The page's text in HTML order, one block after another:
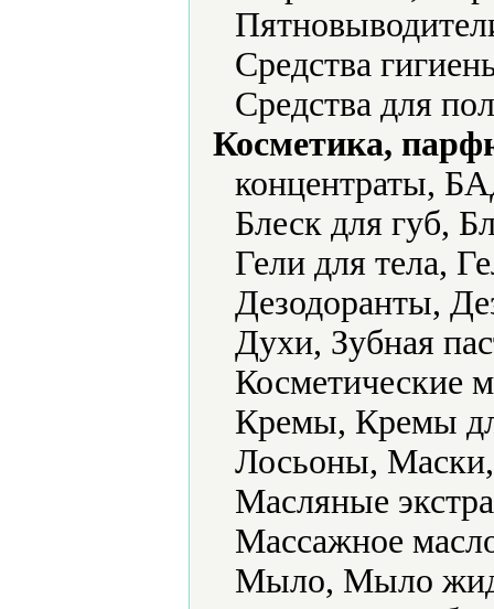
Средства
Средства для
Косметика,
концентраты,
Блеск для губ,
Гели для тела,
Дезодоранты,
Духи, Зубная
Косметические
Кремы, Кремы
Лосьоны,
Масляные
Массажное
Мыло, Мыло